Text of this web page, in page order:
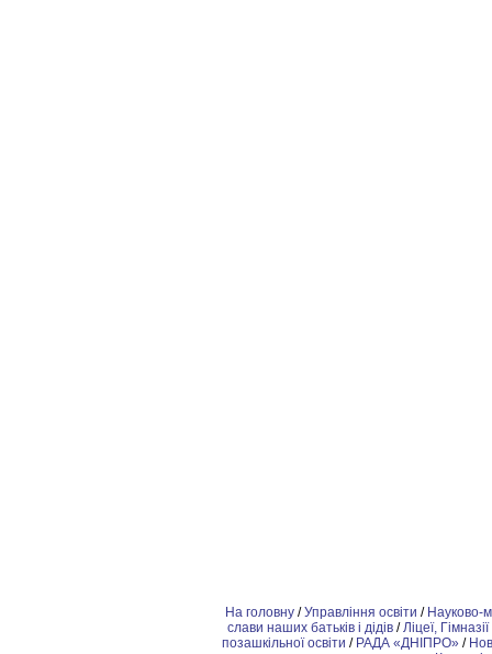
На головну /Управління освіти / Науково-
слави наших батьків і дідів/Ліцеї, Гімназії
позашкiльної освіти / РАДА «ДНІПРО» /